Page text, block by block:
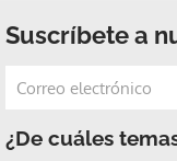
Suscríbete a
¿De cuáles